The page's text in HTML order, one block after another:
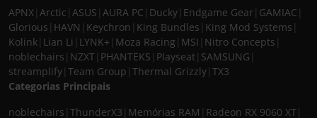
APNX Arctic ASUS AURA PC Ducky Endgame Gear GAMIAC
Glorious HAVN Keychron King Bundles King Mod Systems
Kolink Lian Li LYNK+ Moza Racing MSI Nitro Concepts
noblechairs NZXT PHANTEKS Playseat SAMSUNG
streamplify Team Group Thermal Grizzly TX3
Categorias Principais
noblechairs ThunderX3 Memórias RAM Radeon RX 9060 XT